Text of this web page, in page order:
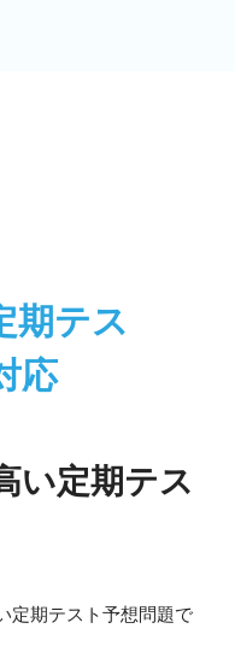
期テス
応
い定期テス
定期テスト予想問題で